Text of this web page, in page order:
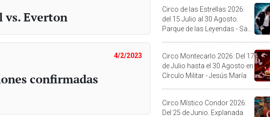
Everton
4/2/2023
confirmadas
Circo de las Estrellas 2026:
del 15 Julio al 30 Agosto.
Parque de las Leyendas - San
Circo Montecarlo 2026: Del 17
de Julio hasta el 30 Agosto en
Círculo Militar - Jesús María
Circo Místico Condor 2026:
Del 25 de Junio. Explanada